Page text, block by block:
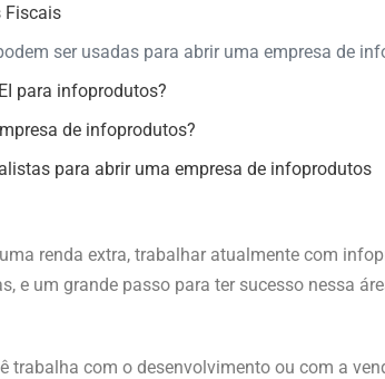
Fiscais
ser usadas para abrir uma empresa de
para infoprodutos?
de infoprodutos?
para abrir uma empresa de infoprodutos
renda extra, trabalhar atualmente com
e um grande passo para ter sucesso nessa
trabalha com o desenvolvimento ou com a